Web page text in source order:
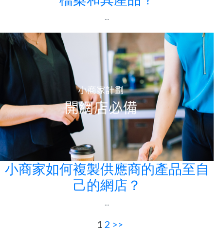
...
小商家如何複製供應商的產品至自
己的網店？
...
1 2 >>